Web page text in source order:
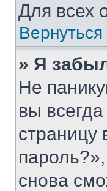
Для всех
» Я
Не
вы
страницу
снова